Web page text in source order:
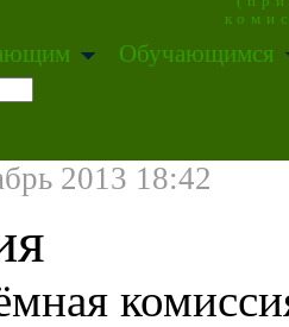
Обучающимся
2013 18:42